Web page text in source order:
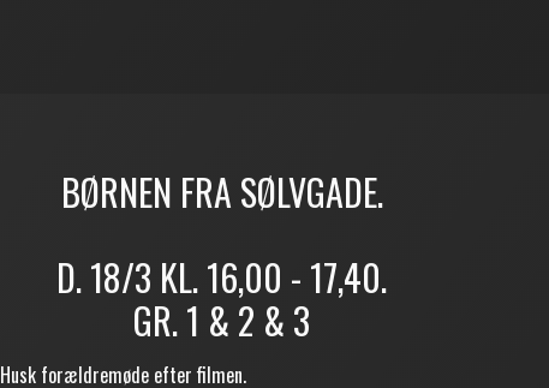
BØRNEN FRA SØLVGADE.
D. 18/3 KL. 16,00 - 17,40.
GR. 1 & 2 & 3
Husk forældremøde efter filmen.